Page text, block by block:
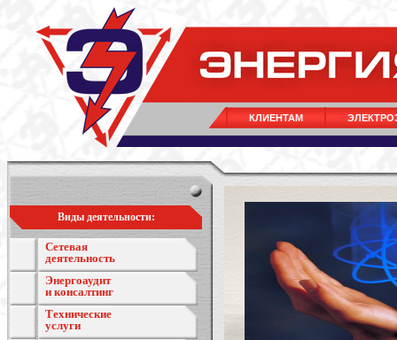
КЛИЕНТАМ
Виды деятельности:
Сетевая
деятельность
Энергоаудит
и консалтинг
Технические
услуги